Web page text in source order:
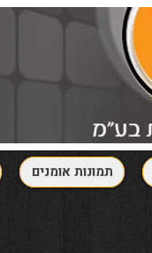
תמונות אומנים